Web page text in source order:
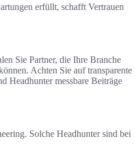
erfüllt, schafft Vertrauen
Sie Partner, die Ihre Branche
Achten Sie auf transparente
Headhunter messbare Beiträge
Solche Headhunter sind bei